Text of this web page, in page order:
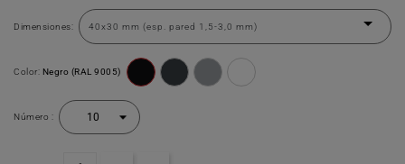
Dimensiones:
Color: Negro (RAL 9005)
Número :